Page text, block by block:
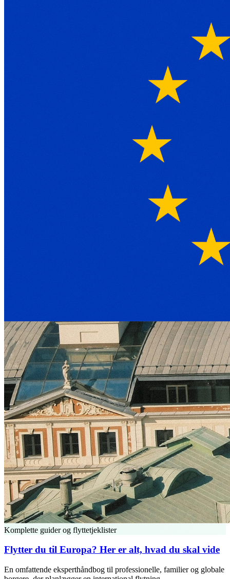
Komplette guider og flyttetjeklister
Flytter du til Europa? Her er alt, hvad du skal vide
En omfattende eksperthåndbog til professionelle, familier og globale